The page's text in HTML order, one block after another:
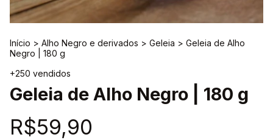
Início > Alho Negro e derivados > Geleia > Geleia de Alho
Negro | 180 g
+250 vendidos
Geleia de Alho Negro | 180 g
R$59,90